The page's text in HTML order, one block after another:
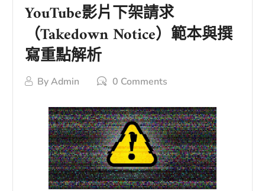
YouTube影片下架請求
（Takedown Notice）範本與撰
寫重點解析
ByAdmin 0 Comments